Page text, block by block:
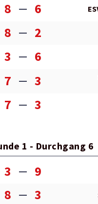
8 6
8 2
3 6
7 3
7 3
1 - Durchgang 6
3 9
8 3